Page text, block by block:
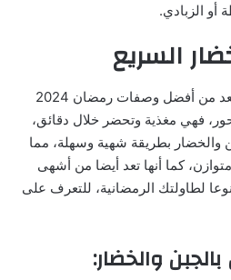
أو الزبادي.
السريع
وجبة البيض بالجبن والخضار تعد من أفضل وصفات رمضان 2024
فهي مغذية وتحضر خلال دقائق،
والخضار بطريقة شهية وسهلة، مما
كما أنها تعد أيضا من أشهى
لطاولتك الرمضانية، للتعرف على
والخضار: